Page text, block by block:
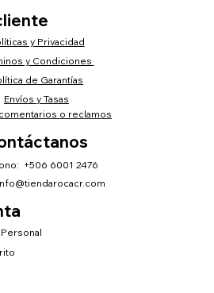
y Privacidad
y Condiciones
Envíos y Tasas
de Garantías
o reclamos
+506 6001 2476